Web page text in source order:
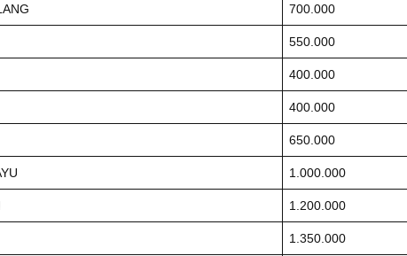
700.000
550.000
400.000
400.000
650.000
1.000.000
1.200.000
1.350.000